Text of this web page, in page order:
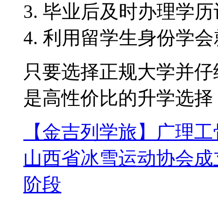
毕业后及时办理学
利用留学生身份学
只要选择正规大学并
是高性价比的升学选择
【金吉列学旅】广理
山西省冰雪运动协会
阶段